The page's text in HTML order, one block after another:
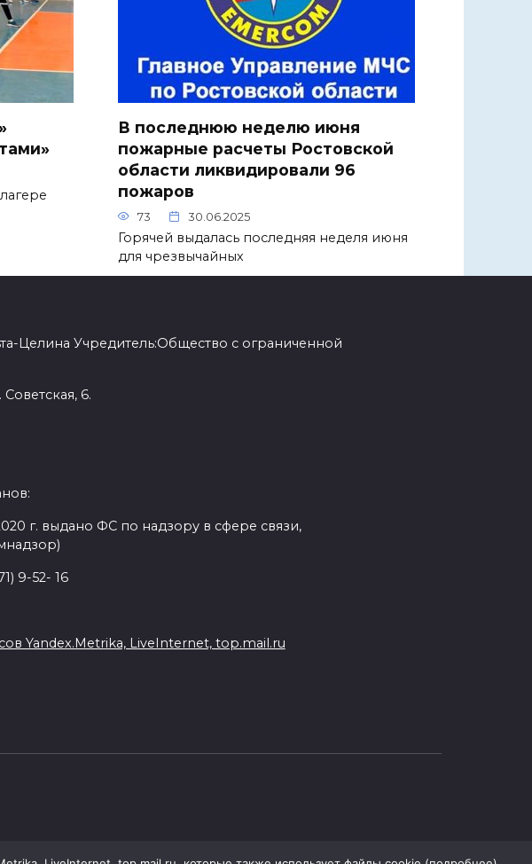
В последнюю неделю июня
пожарные расчеты Ростовской
области ликвидировали 96
пожаров
73 30.06.2025
Горячей выдалась последняя неделя июня
для чрезвычайных
Целина Учредитель:Общество с ограниченной
6.
г. выдано ФС по надзору в сфере связи,
9-52- 16
Yandex.Metrika, LiveInternet, top.mail.ru